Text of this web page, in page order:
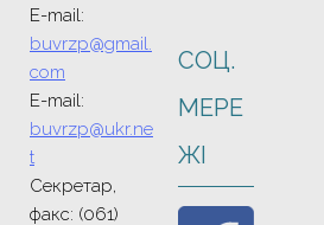
E-mail:
buvrzp@gmail.
com
E-mail:
buvrzp@ukr.ne
t
Секретар,
факс: (061)
СОЦ.
МЕРЕ
ЖI